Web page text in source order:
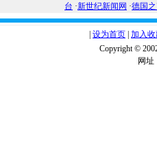
台 ·新世纪新闻网 ·德国
设为首页 加入
Copyright ©
网址